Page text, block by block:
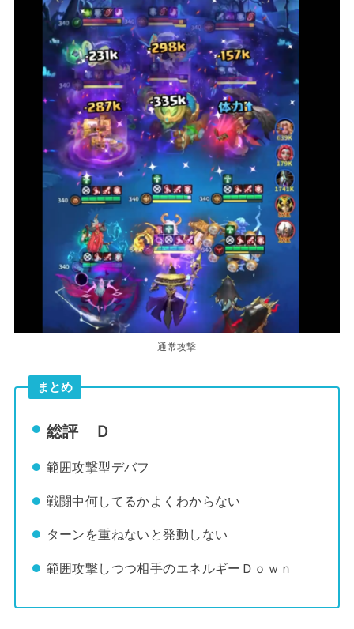
通常攻撃
まとめ
総評 Ｄ
範囲攻撃型デバフ
戦闘中何してるかよくわからない
ターンを重ねないと発動しない
範囲攻撃しつつ相手のエネルギーＤｏｗｎ